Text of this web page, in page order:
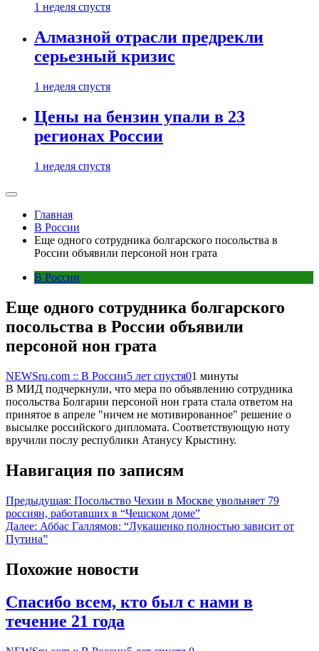
1 неделя спустя
Алмазной отрасли предрекли
серьезный кризис
1 неделя спустя
Цены на бензин упали в 23
регионах России
1 неделя спустя
Главная
В России
Еще одного сотрудника болгарского посольства в
России объявили персоной нон грата
В России
Еще одного сотрудника болгарского
посольства в России объявили
персоной нон грата
NEWSru.com :: В России5 лет спустя01 минуты
В МИД подчеркнули, что мера по объявлению сотрудника
посольства Болгарии персоной нон грата стала ответом на
принятое в апреле "ничем не мотивированное" решение о
высылке российского дипломата. Соответствующую ноту
вручили послу республики Атанусу Крыстину.
Навигация по записям
Предыдущая: Посольство Чехии в Москве увольняет 79
россиян, работавших в “Чешском доме”
Далее: Аббас Галлямов: “Лукашенко полностью зависит от
Путина”
Похожие новости
Спасибо всем, кто был с нами в
течение 21 года